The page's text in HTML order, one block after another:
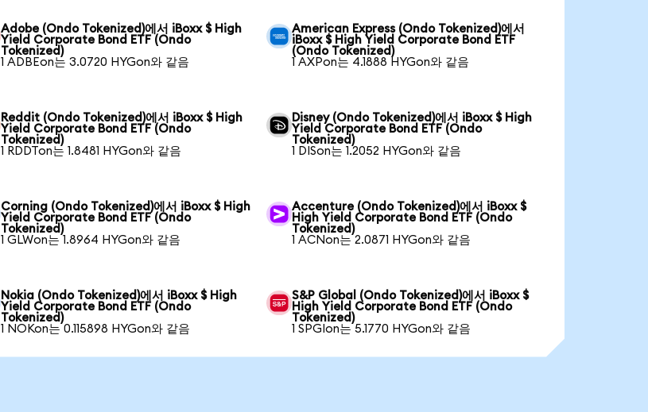
Adobe (Ondo Tokenized)에서 iBoxx $ High
Yield Corporate Bond ETF (Ondo
Tokenized)
1 ADBEon는 3.0720 HYGon와 같음
American Express (Ondo Tokenized)에서
iBoxx $ High Yield Corporate Bond ETF
(Ondo Tokenized)
1 AXPon는 4.1888 HYGon와 같음
Reddit (Ondo Tokenized)에서 iBoxx $ High
Yield Corporate Bond ETF (Ondo
Tokenized)
1 RDDTon는 1.8481 HYGon와 같음
Disney (Ondo Tokenized)에서 iBoxx $ High
Yield Corporate Bond ETF (Ondo
Tokenized)
1 DISon는 1.2052 HYGon와 같음
Corning (Ondo Tokenized)에서 iBoxx $ High
Yield Corporate Bond ETF (Ondo
Tokenized)
1 GLWon는 1.8964 HYGon와 같음
Accenture (Ondo Tokenized)에서 iBoxx $
High Yield Corporate Bond ETF (Ondo
Tokenized)
1 ACNon는 2.0871 HYGon와 같음
Nokia (Ondo Tokenized)에서 iBoxx $ High
Yield Corporate Bond ETF (Ondo
Tokenized)
1 NOKon는 0.115898 HYGon와 같음
S&P Global (Ondo Tokenized)에서 iBoxx $
High Yield Corporate Bond ETF (Ondo
Tokenized)
1 SPGIon는 5.1770 HYGon와 같음